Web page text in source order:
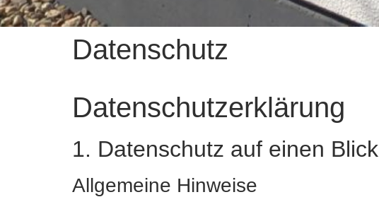
Datenschutz
Datenschutzerklärung
1. Datenschutz auf einen Blick
Allgemeine Hinweise